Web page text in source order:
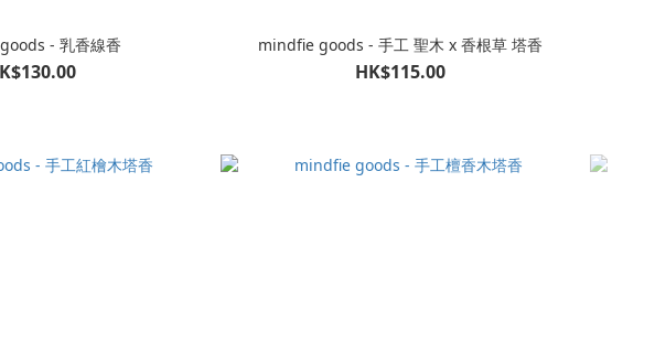
- 乳香線香 mindfie goods - 手工 聖木 x 香根草 塔香
HK$115.00